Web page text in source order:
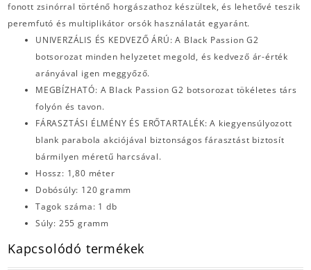
fonott zsinórral történő horgászathoz készültek, és lehetővé teszik
peremfutó és multiplikátor orsók használatát egyaránt.
UNIVERZÁLIS ÉS KEDVEZŐ ÁRÚ: A Black Passion G2
botsorozat minden helyzetet megold, és kedvező ár-érték
arányával igen meggyőző.
MEGBÍZHATÓ: A Black Passion G2 botsorozat tökéletes társ
folyón és tavon.
FÁRASZTÁSI ÉLMÉNY ÉS ERŐTARTALÉK: A kiegyensúlyozott
blank parabola akciójával biztonságos fárasztást biztosít
bármilyen méretű harcsával.
Hossz: 1,80 méter
Dobósúly: 120 gramm
Tagok száma: 1 db
Súly: 255 gramm
Kapcsolódó termékek